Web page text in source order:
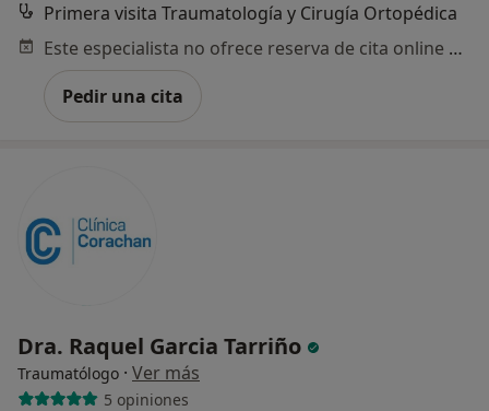
Primera visita Traumatología y Cirugía Ortopédica
Este especialista no ofrece reserva de cita online en esta dirección.
Pedir una cita
Dra. Raquel Garcia Tarriño
Traumatólogo · Ver más
5 opiniones